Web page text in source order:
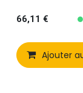
66,11 €
Ajouter